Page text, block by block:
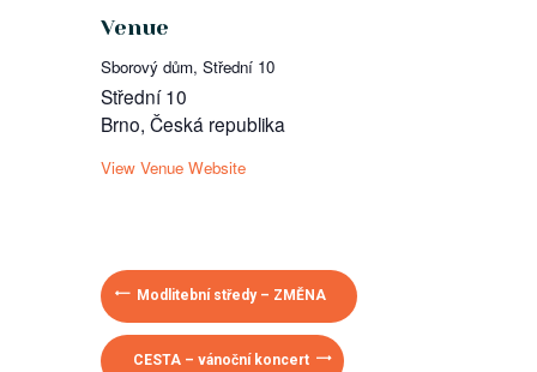
Venue
Sborový dům, Střední 10
Střední 10
Brno, Česká republika
View Venue Website
Modlitební středy – ZMĚNA
CESTA – vánoční koncert